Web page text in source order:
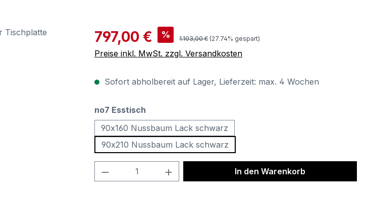
Verkaufspreis:
797,00 € % Regulärer Preis:
1.103,00 € (27.74% gespart)
Preise inkl. MwSt. zzgl. Versandkosten
Sofort abholbereit auf Lager, Lieferzeit: max. 4 Wochen
no7 Esstisch
90x160 Nussbaum Lack schwarz
90x210 Nussbaum Lack schwarz
Produkt Anzahl: Gib den gewünschten Wert
In den Warenkorb